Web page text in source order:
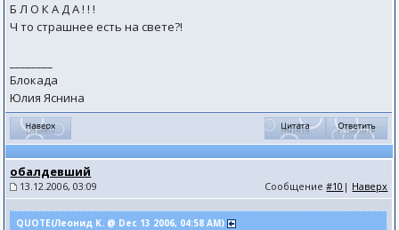
Б Л О К А Д А ! ! !
Ч то страшнее есть на свете?!
Блокада
Юлия Яснина
обалдевший
13.12.2006, 03:09 Сообщение#10 | Наверх
QUOTE(Леонид К. @ Dec 13 2006, 04:58 AM)